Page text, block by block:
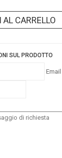
AL CARRELLO
SUL PRODOTTO
Email